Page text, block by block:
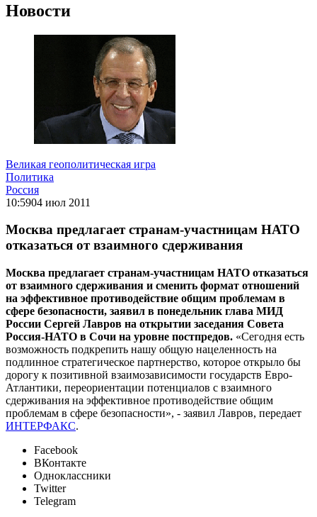
Новости
Великая геополитическая игра
Политика
Россия
10:5904 июл 2011
Москва предлагает странам-участницам НАТО
отказаться от взаимного сдерживания
Москва предлагает странам-участницам НАТО отказаться
от взаимного сдерживания и сменить формат отношений
на эффективное противодействие общим проблемам в
сфере безопасности, заявил в понедельник глава МИД
России Сергей Лавров на открытии заседания Совета
Россия-НАТО в Сочи на уровне постпредов. «Сегодня есть
возможность подкрепить нашу общую нацеленность на
подлинное стратегическое партнерство, которое открыло бы
дорогу к позитивной взаимозависимости государств Евро-
Атлантики, переориентации потенциалов с взаимного
сдерживания на эффективное противодействие общим
проблемам в сфере безопасности», - заявил Лавров, передает
ИНТЕРФАКС.
Facebook
ВКонтакте
Одноклассники
Twitter
Telegram